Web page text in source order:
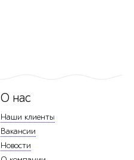
О нас
Наши клиенты
Вакансии
Новости